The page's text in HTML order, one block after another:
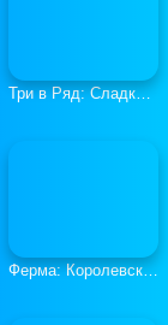
Три в Ряд: Сладкие Загадки
Ферма: Королевская История